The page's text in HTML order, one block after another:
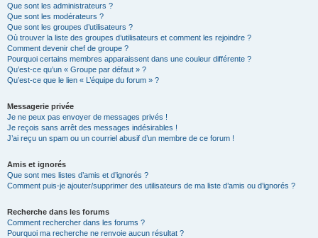
Que sont les administrateurs ?
Que sont les modérateurs ?
Que sont les groupes d’utilisateurs ?
Où trouver la liste des groupes d’utilisateurs et comment les rejoindre ?
Comment devenir chef de groupe ?
Pourquoi certains membres apparaissent dans une couleur différente ?
Qu’est-ce qu’un « Groupe par défaut » ?
Qu’est-ce que le lien « L’équipe du forum » ?
Messagerie privée
Je ne peux pas envoyer de messages privés !
Je reçois sans arrêt des messages indésirables !
J’ai reçu un spam ou un courriel abusif d’un membre de ce forum !
Amis et ignorés
Que sont mes listes d’amis et d’ignorés ?
Comment puis-je ajouter/supprimer des utilisateurs de ma liste d’amis ou d’ignorés ?
Recherche dans les forums
Comment rechercher dans les forums ?
Pourquoi ma recherche ne renvoie aucun résultat ?